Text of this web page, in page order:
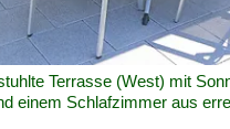
Terrasse (West) mit
einem Schlafzimmer aus